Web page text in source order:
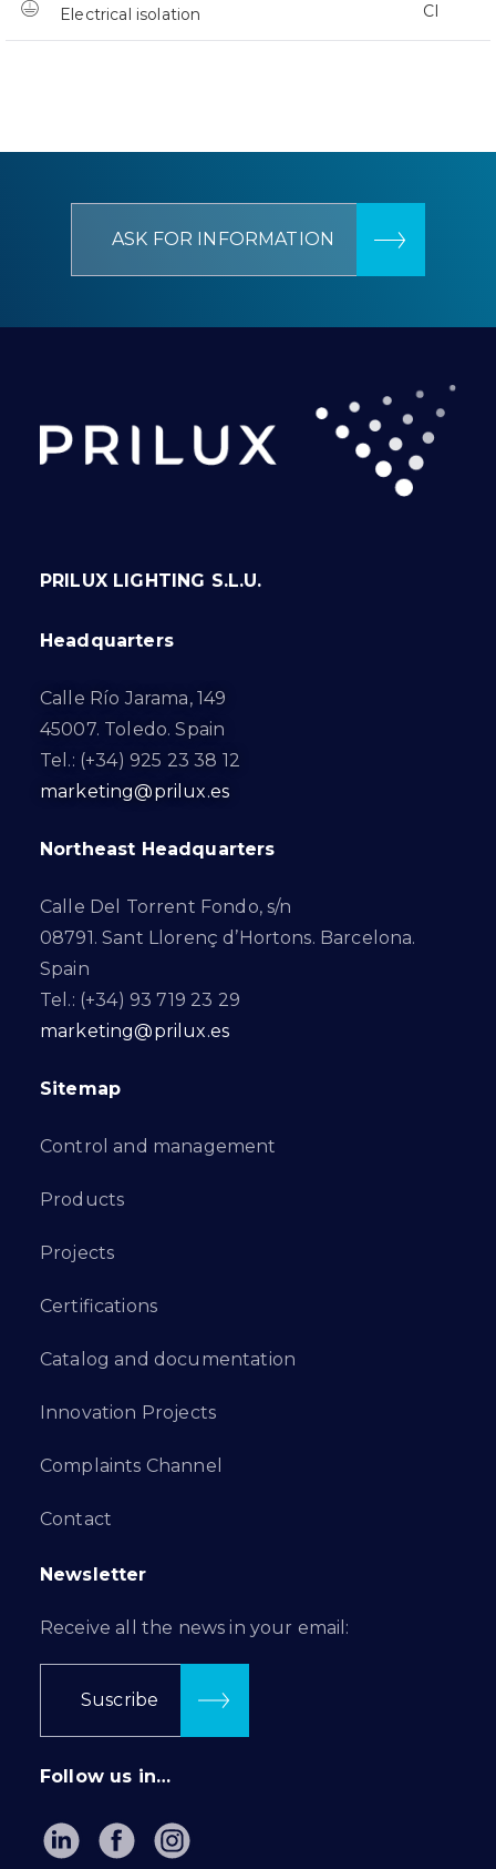
Electrical isolation CI
ASK FOR INFORMATION
PRILUX LIGHTING S.L.U.
Headquarters
Calle Río Jarama, 149
45007. Toledo. Spain
Tel.: (+34) 925 23 38 12
marketing@prilux.es
Northeast Headquarters
Calle Del Torrent Fondo, s/n
08791. Sant Llorenç d’Hortons. Barcelona.
Spain
Tel.: (+34) 93 719 23 29
marketing@prilux.es
Sitemap
Control and management
Products
Projects
Certifications
Catalog and documentation
Innovation Projects
Complaints Channel
Contact
Newsletter
Receive all the news in your email:
Suscribe
Follow us in…